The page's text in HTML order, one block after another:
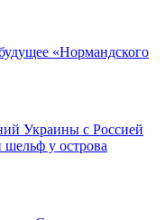
«Нормандского
Украины с Россией
у острова